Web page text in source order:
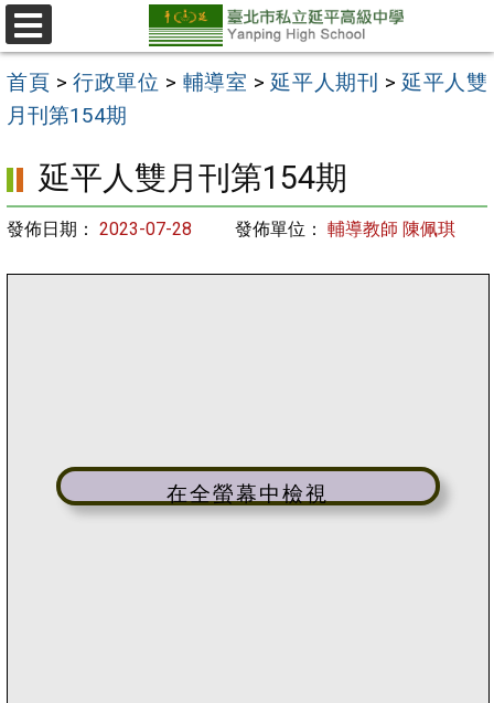
跳
至
主
要
區
選
單
首頁 >行政單位 > 輔導室 > 延平人期刊 > 延平人雙
月刊第154期
延平人雙月刊第154期
發佈日期： 2023-07-28 發佈單位： 輔導教師 陳佩琪
在全螢幕中檢視